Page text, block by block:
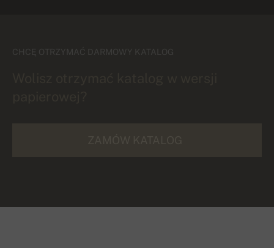
CHCĘ OTRZYMAĆ DARMOWY KATALOG